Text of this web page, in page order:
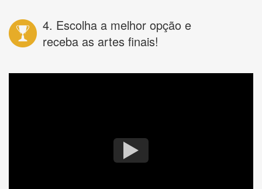
4. Escolha a melhor opção e
receba as artes finais!